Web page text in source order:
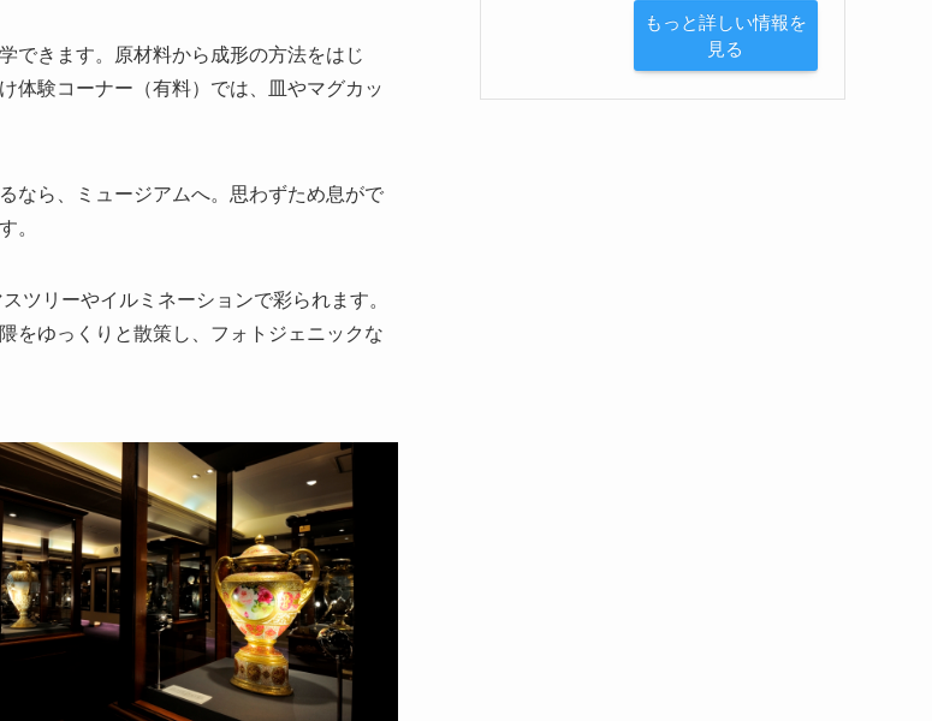
できます。原材料から成形の方法をはじ
体験コーナー（有料）では、皿やマグカッ
なら、ミュージアムへ。思わずため息がで
。
ツリーやイルミネーションで彩られます。
をゆっくりと散策し、フォトジェニックな
もっと詳しい情報を
見る